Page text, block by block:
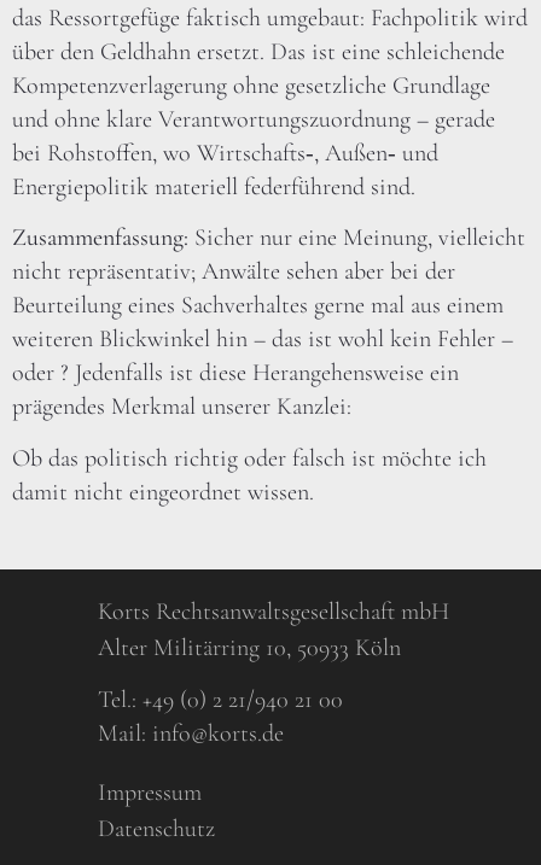
das Ressortgefüge faktisch umgebaut: Fachpolitik wird
über den Geldhahn ersetzt. Das ist eine schleichende
Kompetenzverlagerung ohne gesetzliche Grundlage
und ohne klare Verantwortungszuordnung – gerade
bei Rohstoffen, wo Wirtschafts‑, Außen‑ und
Energiepolitik materiell federführend sind.
Zusammenfassung: Sicher nur eine Meinung, vielleicht
nicht repräsentativ; Anwälte sehen aber bei der
Beurteilung eines Sachverhaltes gerne mal aus einem
weiteren Blickwinkel hin – das ist wohl kein Fehler –
oder ? Jedenfalls ist diese Herangehensweise ein
prägendes Merkmal unserer Kanzlei:
Ob das politisch richtig oder falsch ist möchte ich
damit nicht eingeordnet wissen.
Korts Rechtsanwaltsgesellschaft mbH
Alter Militärring 10, 50933 Köln
Tel.: +49 (0) 2 21/940 21 00
Mail: info@korts.de
Impressum
Datenschutz